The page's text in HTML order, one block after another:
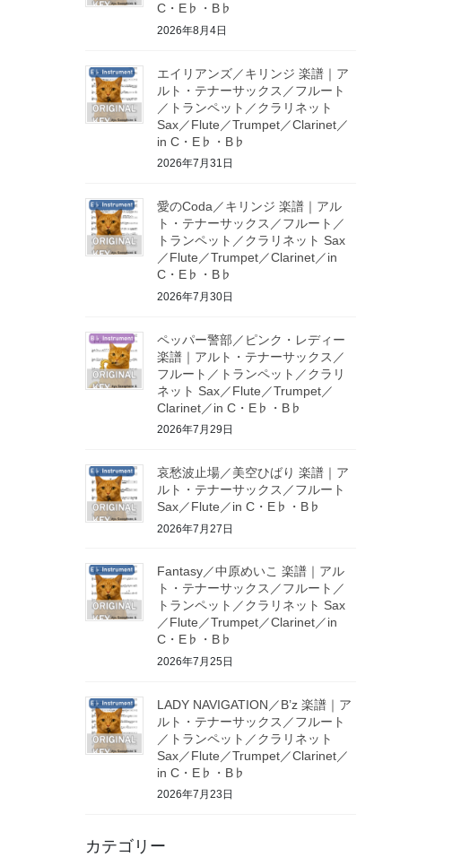
C・E♭・B♭
2026年8月4日
エイリアンズ／キリンジ 楽譜｜ア
ルト・テナーサックス／フルート
／トランペット／クラリネット
Sax／Flute／Trumpet／Clarinet／
in C・E♭・B♭
2026年7月31日
愛のCoda／キリンジ 楽譜｜アル
ト・テナーサックス／フルート／
トランペット／クラリネット Sax
／Flute／Trumpet／Clarinet／in
C・E♭・B♭
2026年7月30日
ペッパー警部／ピンク・レディー
楽譜｜アルト・テナーサックス／
フルート／トランペット／クラリ
ネット Sax／Flute／Trumpet／
Clarinet／in C・E♭・B♭
2026年7月29日
哀愁波止場／美空ひばり 楽譜｜ア
ルト・テナーサックス／フルート
Sax／Flute／in C・E♭・B♭
2026年7月27日
Fantasy／中原めいこ 楽譜｜アル
ト・テナーサックス／フルート／
トランペット／クラリネット Sax
／Flute／Trumpet／Clarinet／in
C・E♭・B♭
2026年7月25日
LADY NAVIGATION／B’z 楽譜｜ア
ルト・テナーサックス／フルート
／トランペット／クラリネット
Sax／Flute／Trumpet／Clarinet／
in C・E♭・B♭
2026年7月23日
カテゴリー